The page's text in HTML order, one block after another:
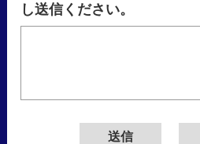
し送信ください。